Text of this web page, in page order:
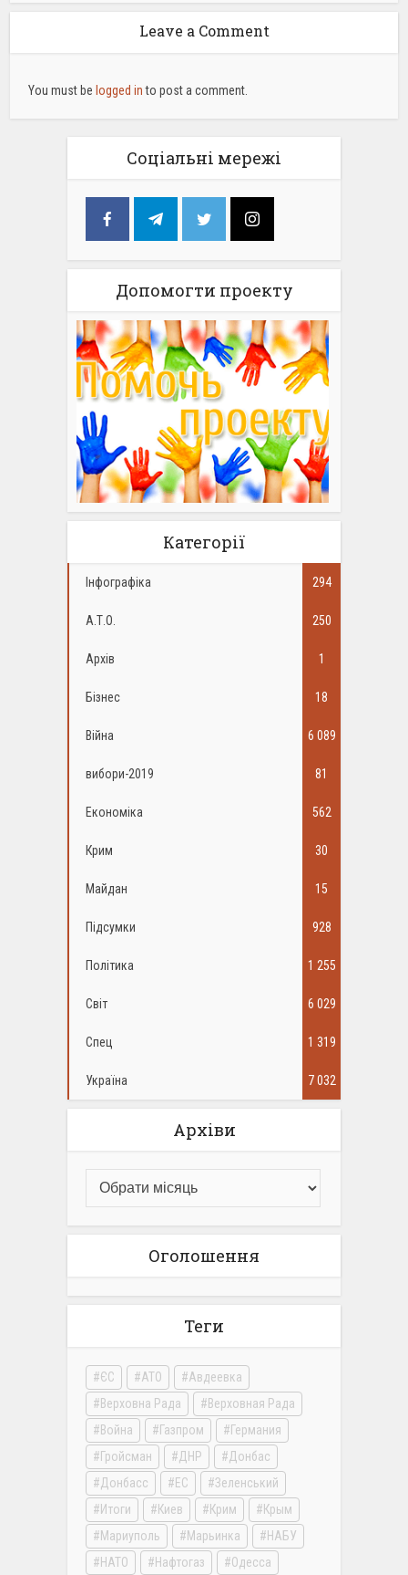
Leave a Comment
You must be logged into post a comment.
Соціальні мережі
Допомогти проекту
Категорії
Інфографіка 294
А.Т.О. 250
Архів 1
Бізнес 18
Війна 6 089
вибори-2019 81
Економіка 562
Крим 30
Майдан 15
Підсумки 928
Політика 1 255
Світ 6 029
Спец 1 319
Україна 7 032
Архіви
Оголошення
Теги
ЄС АТО
Авдеевка
Верховна Рада
Верховная Рада
Война
Газпром
Германия
Гройсман
ДНР
Донбас
Донбасс
ЕС
Зеленський
Итоги
Киев Крим
Крым
Мариуполь
Марьинка
НАБУ
НАТО
Нафтогаз Одесса